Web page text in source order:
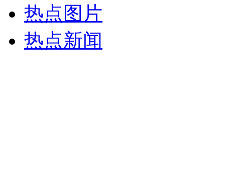
热点图片
热点新闻